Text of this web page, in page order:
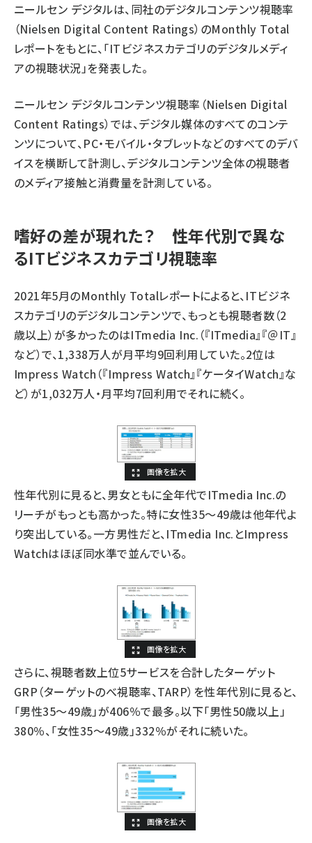
ニールセン デジタルは、同社のデジタルコンテンツ視聴率
（Nielsen Digital Content Ratings）のMonthly Total
レポートをもとに、「ITビジネスカテゴリのデジタルメディ
アの視聴状況」を発表した。
ニールセン デジタルコンテンツ視聴率（Nielsen Digital
Content Ratings）では、デジタル媒体のすべてのコンテ
ンツについて、PC・モバイル・タブレットなどのすべてのデバ
イスを横断して計測し、デジタルコンテンツ全体の視聴者
のメディア接触と消費量を計測している。
嗜好の差が現れた？ 性年代別で異な
るITビジネスカテゴリ視聴率
2021年5月のMonthly Totalレポートによると、ITビジネ
スカテゴリのデジタルコンテンツで、もっとも視聴者数（2
歳以上）が多かったのはITmedia Inc.（『ITmedia』『＠IT』
など）で、1,338万人が月平均9回利用していた。2位は
Impress Watch（『Impress Watch』『ケータイWatch』な
ど）が1,032万人・月平均7回利用でそれに続く。
性年代別に見ると、男女ともに全年代でITmedia Inc.の
リーチがもっとも高かった。特に女性35～49歳は他年代よ
り突出している。一方男性だと、ITmedia Inc.とImpress
Watchはほぼ同水準で並んでいる。
さらに、視聴者数上位5サービスを合計したターゲット
GRP（ターゲットのべ視聴率、TARP）を性年代別に見ると、
「男性35～49歳」が406％で最多。以下「男性50歳以上」
380％、「女性35～49歳」332％がそれに続いた。